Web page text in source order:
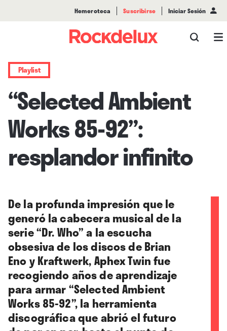
Hemeroteca Suscribirse Iniciar Sesión
Playlist
“Selected Ambient
Works 85-92”:
resplandor infinito
De la profunda impresión que le
generó la cabecera musical de la
serie “Dr. Who” a la escucha
obsesiva de los discos de Brian
Eno y Kraftwerk, Aphex Twin fue
recogiendo años de aprendizaje
para armar“Selected Ambient
Works 85-92”, la herramienta
discográfica que abrió el futuro